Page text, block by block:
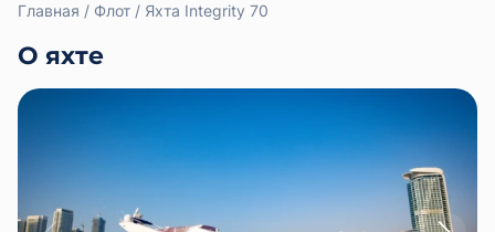
Главная Флот Яхта Integrity 70
О яхте